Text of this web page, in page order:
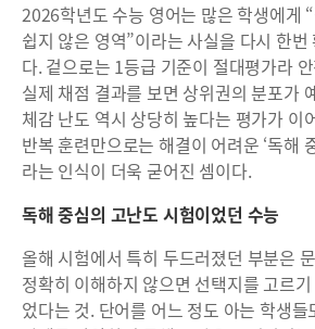
2026학년도 수능 영어는 많은 학생에게
쉽지 않은 영역”이라는 사실을 다시 한번
다. 겉으로는 1등급 기준이 절대평가라
실제 채점 결과를 보면 상위권의 분포가
체감 난도 역시 상당히 높다는 평가가 이
반복 훈련만으로는 해결이 어려운 ‘독해
라는 인식이 더욱 굳어진 셈이다.
독해 중심의 고난도 시험이었던 수능
올해 시험에서 특히 두드러졌던 부분은
정확히 이해하지 않으면 선택지를 고르
었다는 것. 단어를 어느 정도 아는 학생들